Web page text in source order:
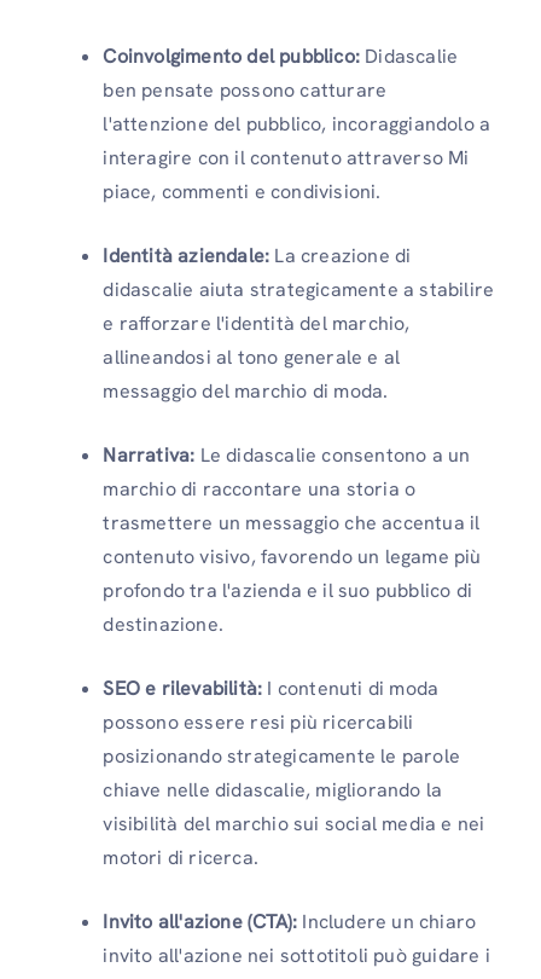
Coinvolgimento del pubblico: Didascalie
ben pensate possono catturare
l'attenzione del pubblico, incoraggiandolo a
interagire con il contenuto attraverso Mi
piace, commenti e condivisioni.
Identità aziendale: La creazione di
didascalie aiuta strategicamente a stabilire
e rafforzare l'identità del marchio,
allineandosi al tono generale e al
messaggio del marchio di moda.
Narrativa: Le didascalie consentono a un
marchio di raccontare una storia o
trasmettere un messaggio che accentua il
contenuto visivo, favorendo un legame più
profondo tra l'azienda e il suo pubblico di
destinazione.
SEO e rilevabilità: I contenuti di moda
possono essere resi più ricercabili
posizionando strategicamente le parole
chiave nelle didascalie, migliorando la
visibilità del marchio sui social media e nei
motori di ricerca.
Invito all'azione (CTA): Includere un chiaro
invito all'azione nei sottotitoli può guidare i